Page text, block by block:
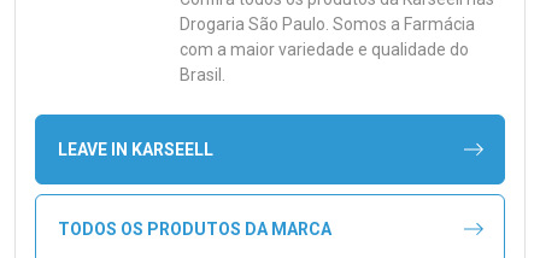
Drogaria São Paulo. Somos a Farmácia
com a maior variedade e qualidade do
Brasil.
LEAVE IN KARSEELL
TODOS OS PRODUTOS DA MARCA